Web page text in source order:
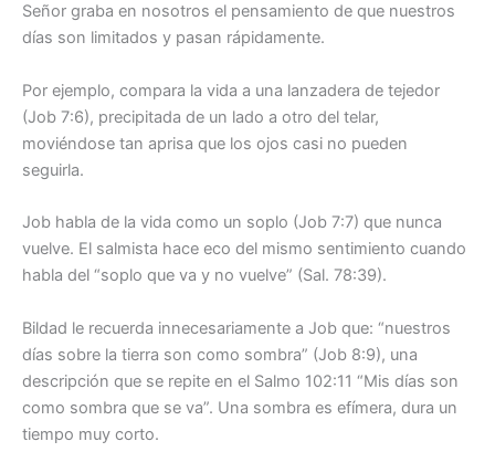
Señor graba en nosotros el pensamiento de que nuestros
días son limitados y pasan rápidamente.
Por ejemplo, compara la vida a una lanzadera de tejedor
(Job 7:6), precipitada de un lado a otro del telar,
moviéndose tan aprisa que los ojos casi no pueden
seguirla.
Job habla de la vida como un soplo (Job 7:7) que nunca
vuelve. El salmista hace eco del mismo sentimiento cuando
habla del “soplo que va y no vuelve” (Sal. 78:39).
Bildad le recuerda innecesariamente a Job que: “nuestros
días sobre la tierra son como sombra” (Job 8:9), una
descripción que se repite en el Salmo 102:11 “Mis días son
como sombra que se va”. Una sombra es efímera, dura un
tiempo muy corto.